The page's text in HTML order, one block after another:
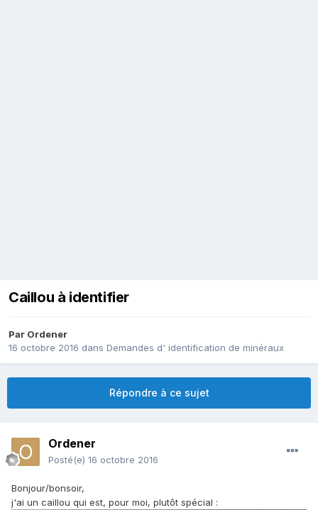
Caillou à identifier
Par Ordener
16 octobre 2016 dans Demandes d' identification de minéraux
Répondre à ce sujet
Ordener
Posté(e) 16 octobre 2016
Bonjour/bonsoir,
j'ai un caillou qui est, pour moi, plutôt spécial :